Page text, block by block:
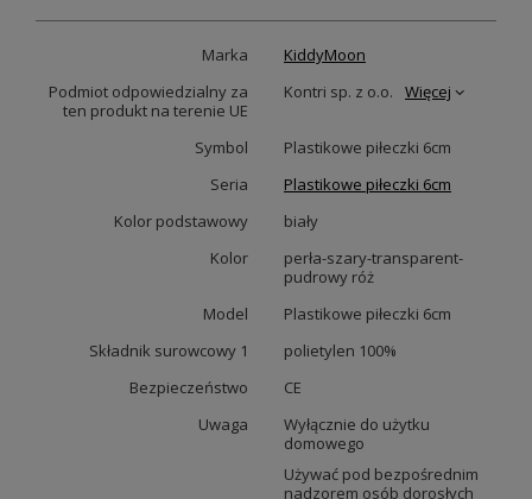
Marka
KiddyMoon
Podmiot odpowiedzialny za
ten produkt na terenie UE
Kontri sp. z o.o. Więcej
Symbol
Plastikowe piłeczki 6cm
Seria
Plastikowe piłeczki 6cm
Kolor podstawowy
biały
Kolor
perła-szary-transparent-
pudrowy róż
Model
Plastikowe piłeczki 6cm
Składnik surowcowy 1
polietylen 100%
Bezpieczeństwo
CE
Uwaga
Wyłącznie do użytku
domowego
Używać pod bezpośrednim
nadzorem osób dorosłych